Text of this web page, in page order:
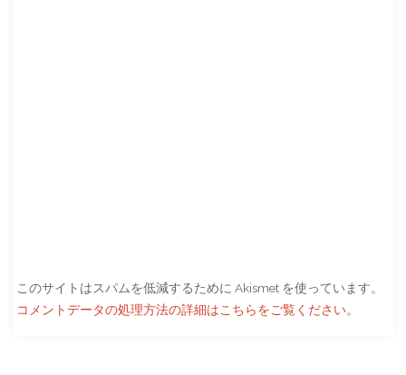
このサイトはスパムを低減するために Akismet を使っています。
コメントデータの処理方法の詳細はこちらをご覧ください。